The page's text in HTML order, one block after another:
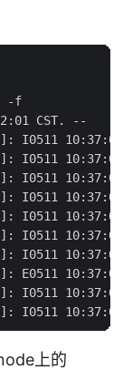
-f
CST. --
I0511
I0511
I0511
I0511
I0511
I0511
I0511
E0511
I0511
上的